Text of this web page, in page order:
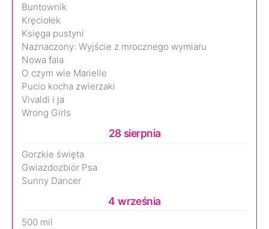
Buntownik
Kręciołek
Księga pustyni
Naznaczony: Wyjście z mrocznego wymiaru
Nowa fala
O czym wie Marielle
Pucio kocha zwierzaki
Vivaldi i ja
Wrong Girls
28 sierpnia
Gorzkie święta
Gwiazdozbiór Psa
Sunny Dancer
4 września
500 mil